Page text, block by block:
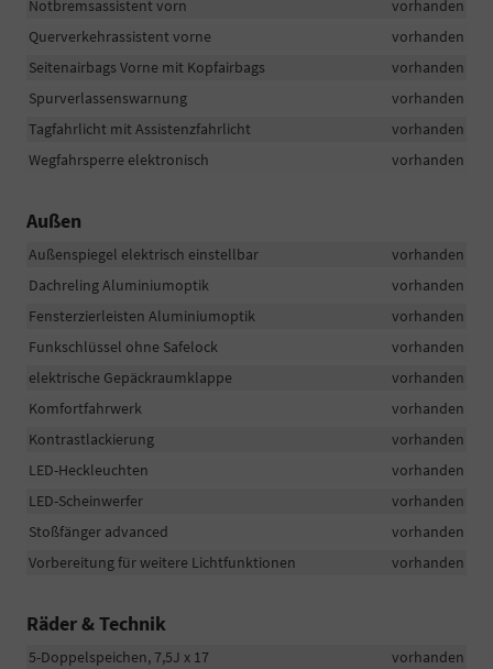
Notbremsassistent vorn
vorhanden
Querverkehrassistent vorne
vorhanden
Seitenairbags Vorne mit Kopfairbags
vorhanden
Spurverlassenswarnung
vorhanden
Tagfahrlicht mit Assistenzfahrlicht
vorhanden
Wegfahrsperre elektronisch
vorhanden
Außen
Außenspiegel elektrisch einstellbar
vorhanden
Dachreling Aluminiumoptik
vorhanden
Fensterzierleisten Aluminiumoptik
vorhanden
Funkschlüssel ohne Safelock
vorhanden
elektrische Gepäckraumklappe
vorhanden
Komfortfahrwerk
vorhanden
Kontrastlackierung
vorhanden
LED-Heckleuchten
vorhanden
LED-Scheinwerfer
vorhanden
Stoßfänger advanced
vorhanden
Vorbereitung für weitere Lichtfunktionen
vorhanden
Räder & Technik
5-Doppelspeichen, 7,5J x 17
vorhanden